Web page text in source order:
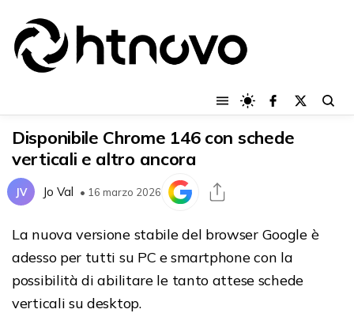
Disponibile Chrome 146 con schede
verticali e altro ancora
JV Jo Val • 16 marzo 2026
La nuova versione stabile del browser Google è
adesso per tutti su PC e smartphone con la
possibilità di abilitare le tanto attese schede
verticali su desktop.